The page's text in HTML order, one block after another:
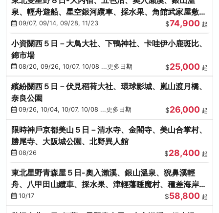
泉、輕舟遊船、星空銀河纜車、採水果、角館武家屋敷
(不進免稅店)(仙/青)
09/07, 09/14, 09/28, 11/23 $74,900 起
小資關西５日－大鳥大社、下鴨神社、卡哇伊小鹿斑比、
錦市場
08/20, 09/26, 10/07, 10/08 ...更多日期 $25,000 起
繽紛關西５日－伏見稻荷大社、環球影城、嵐山渡月橋、
奈良公園
09/26, 10/04, 10/07, 10/08 ...更多日期 $26,000 起
限時神戶京都美山５日－清水寺、金閣寺、美山合掌村、
勝尾寺、大阪城公園、北野異人館
08/26 $28,400 起
東北星野青森屋５日-奧入瀨溪、銀山溫泉、猊鼻溪輕
舟、八甲田山纜車、採水果、津輕藩睡魔村、種差海岸
(不進免稅店)
10/17 $58,800 起